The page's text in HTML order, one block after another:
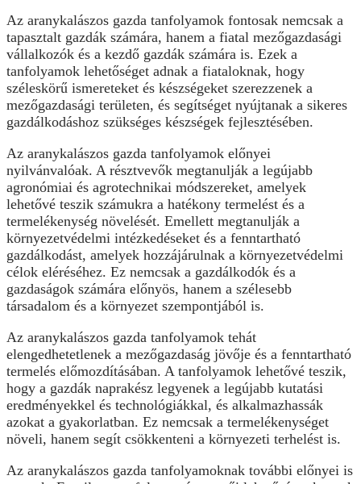
Az aranykalászos gazda tanfolyamok fontosak nemcsak a
tapasztalt gazdák számára, hanem a fiatal mezőgazdasági
vállalkozók és a kezdő gazdák számára is. Ezek a
tanfolyamok lehetőséget adnak a fiataloknak, hogy
széleskörű ismereteket és készségeket szerezzenek a
mezőgazdasági területen, és segítséget nyújtanak a sikeres
gazdálkodáshoz szükséges készségek fejlesztésében.
Az aranykalászos gazda tanfolyamok előnyei
nyilvánvalóak. A résztvevők megtanulják a legújabb
agronómiai és agrotechnikai módszereket, amelyek
lehetővé teszik számukra a hatékony termelést és a
termelékenység növelését. Emellett megtanulják a
környezetvédelmi intézkedéseket és a fenntartható
gazdálkodást, amelyek hozzájárulnak a környezetvédelmi
célok eléréséhez. Ez nemcsak a gazdálkodók és a
gazdaságok számára előnyös, hanem a szélesebb
társadalom és a környezet szempontjából is.
Az aranykalászos gazda tanfolyamok tehát
elengedhetetlenek a mezőgazdaság jövője és a fenntartható
termelés előmozdításában. A tanfolyamok lehetővé teszik,
hogy a gazdák naprakész legyenek a legújabb kutatási
eredményekkel és technológiákkal, és alkalmazhassák
azokat a gyakorlatban. Ez nemcsak a termelékenységet
növeli, hanem segít csökkenteni a környezeti terhelést is.
Az aranykalászos gazda tanfolyamoknak további előnyei is